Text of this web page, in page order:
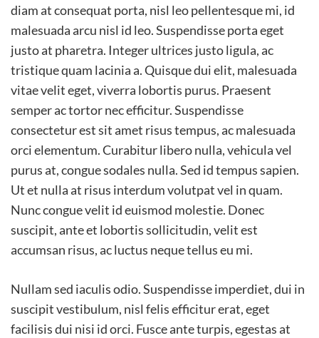
diam at consequat porta, nisl leo pellentesque mi, id
malesuada arcu nisl id leo. Suspendisse porta eget
justo at pharetra. Integer ultrices justo ligula, ac
tristique quam lacinia a. Quisque dui elit, malesuada
vitae velit eget, viverra lobortis purus. Praesent
semper ac tortor nec efficitur. Suspendisse
consectetur est sit amet risus tempus, ac malesuada
orci elementum. Curabitur libero nulla, vehicula vel
purus at, congue sodales nulla. Sed id tempus sapien.
Ut et nulla at risus interdum volutpat vel in quam.
Nunc congue velit id euismod molestie. Donec
suscipit, ante et lobortis sollicitudin, velit est
accumsan risus, ac luctus neque tellus eu mi.
Nullam sed iaculis odio. Suspendisse imperdiet, dui in
suscipit vestibulum, nisl felis efficitur erat, eget
facilisis dui nisi id orci. Fusce ante turpis, egestas at